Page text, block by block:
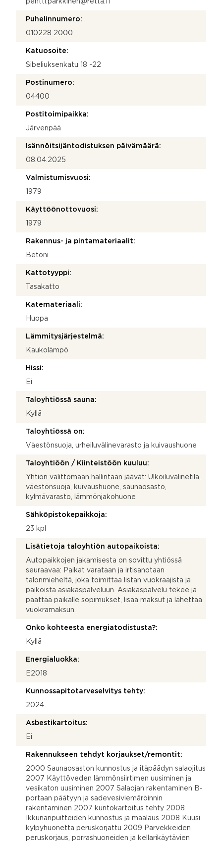
pentti.parkkinen@retta.fi
Puhelinnumero:
010228 2000
Katuosoite:
Sibeliuksenkatu 18 -22
Postinumero:
04400
Postitoimipaikka:
Järvenpää
Isännöitsijäntodistuksen päivämäärä:
08.04.2025
Valmistumisvuosi:
1979
Käyttöönottovuosi:
1979
Rakennus- ja pintamateriaalit:
Betoni
Kattotyyppi:
Tasakatto
Katemateriaali:
Huopa
Lämmitysjärjestelmä:
Kaukolämpö
Hissi:
Ei
Taloyhtiössä sauna:
Kyllä
Taloyhtiössä on:
Väestönsuoja, urheiluvälinevarasto ja kuivaushuone
Taloyhtiöön / Kiinteistöön kuuluu:
Yhtiön välittömään hallintaan jäävät: Ulkoiluvälinetila,
väestönsuoja, kuivaushuone, saunaosasto,
kylmävarasto, lämmönjakohuone
Sähköpistokepaikkoja:
23 kpl
Lisätietoja taloyhtiön autopaikoista:
Autopaikkojen jakamisesta on sovittu yhtiössä
seuraavaa: Paikat varataan ja irtisanotaan
talonmieheltä, joka toimittaa listan vuokraajista ja
paikoista asiakaspalveluun. Asiakaspalvelu tekee ja
päättää paikalle sopimukset, lisää maksut ja lähettää
vuokramaksun.
Onko kohteesta energiatodistusta?:
Kyllä
Energialuokka:
E2018
Kunnossapitotarveselvitys tehty:
2024
Asbestikartoitus:
Ei
Rakennukseen tehdyt korjaukset/remontit:
2000 Saunaosaston kunnostus ja itäpäädyn salaojitus
2007 Käyttöveden lämmönsiirtimen uusiminen ja
vesikaton uusiminen 2007 Salaojan rakentaminen B-
portaan päätyyn ja sadevesiviemäröinnin
rakentaminen 2007 kuntokartoitus tehty 2008
Ikkunanpuitteiden kunnostus ja maalaus 2008 Kuusi
kylpyhuonetta peruskorjattu 2009 Parvekkeiden
peruskorjaus, porrashuoneiden ja kellarikäytävien